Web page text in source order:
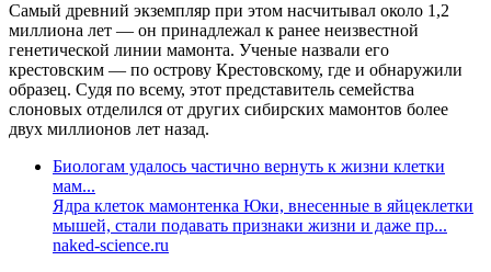
Самый древний экземпляр при этом насчитывал около 1,2
миллиона лет — он принадлежал к ранее неизвестной
генетической линии мамонта. Ученые назвали его
крестовским — по острову Крестовскому, где и обнаружили
образец. Судя по всему, этот представитель семейства
слоновых отделился от других сибирских мамонтов более
двух миллионов лет назад.
Биологам удалось частично вернуть к жизни клетки
мам...
Ядра клеток мамонтенка Юки, внесенные в яйцеклетки
мышей, стали подавать признаки жизни и даже пр...
naked-science.ru